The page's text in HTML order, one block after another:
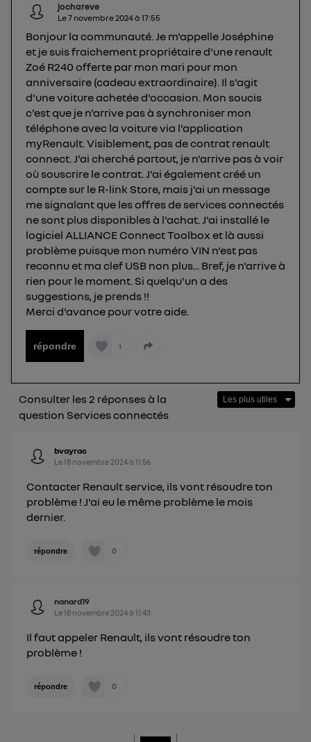
jochareve
Le7 novembre 2024à 17:55
Bonjour la communauté. Je m'appelle Joséphine
et je suis fraichement propriétaire d'une renault
Zoé R240 offerte par mon mari pour mon
anniversaire (cadeau extraordinaire). Il s'agit
d'une voiture achetée d'occasion. Mon soucis
c'est que je n'arrive pas à synchroniser mon
téléphone avec la voiture via l'application
myRenault. Visiblement, pas de contrat renault
connect. J'ai cherché partout, je n'arrive pas à voir
où souscrire le contrat. J'ai également créé un
compte sur le R-link Store, mais j'ai un message
me signalant que les offres de services connectés
ne sont plus disponibles à l'achat. J'ai installé le
logiciel ALLIANCE Connect Toolbox et là aussi
problème puisque mon numéro VIN n'est pas
reconnu et ma clef USB non plus... Bref, je n'arrive à
rien pour le moment. Si quelqu'un a des
suggestions, je prends !!
Merci d'avance pour votre aide.
répondre 1
Consulter les 2 réponses à la
question Services connectés
bvayrac
Le18 novembre 2024à11:56
Contacter Renault service, ils vont résoudre ton
problème ! J'ai eu le même problème le mois
dernier.
répondre 0
nanard19
Le18 novembre 2024à11:43
Il faut appeler Renault, ils vont résoudre ton
problème !
répondre 0
de votre contrat internet (ex : votre numéro de
téléphone).
L'identifiant est associé à votre connexion
internet. Ainsi, toutes les personnes utilisant la
même connexion et ayant consenties se verront
attribuer le même identifiant. En général :
Pour uneconnexion foyer(ex : Wi-Fi), la personnalisation sera basée
sur la navigation des membres du foyer ayant consentis.
Pour uneconnexion mobile , la personnalisation sera basée
uniquement sur la navigation de l'utilisateur du mobile.
Vous pouvez à tout moment retirer ce
consentement sur le portail d’Utiq("
") ou via la page « gérer Utiq » en bas de ce site.
Pour plus d'informations, veuillez consulterla
Politique d'information sur les données
personnelles d'Utiq.